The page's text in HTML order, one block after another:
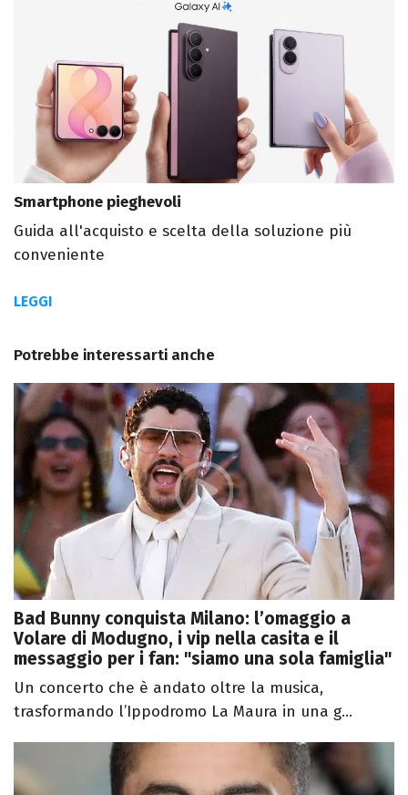
Smartphone pieghevoli
Guida all'acquisto e scelta della soluzione più
conveniente
LEGGI
Potrebbe interessarti anche
Bad Bunny conquista Milano: l’omaggio a
Volare di Modugno, i vip nella casita e il
messaggio per i fan: "siamo una sola famiglia"
Un concerto che è andato oltre la musica,
trasformando l’Ippodromo La Maura in una g...